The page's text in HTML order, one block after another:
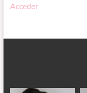
Acceder